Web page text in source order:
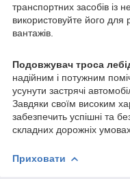
транспортних засобів
використовуйте його для
вантажів.
Подовжувач троса
надійним і потужним
усунути застрячі
Завдяки своїм високим
забезпечить успішні та
складних дорожніх
Приховати